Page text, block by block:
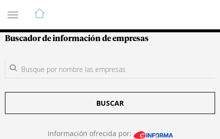
Guía de Empresas Colombianas
Buscador de información de empresas
BUSCAR
Información ofrecida por: